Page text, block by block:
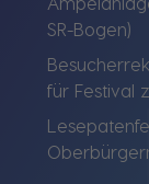
SR-Bogen)
für Festival